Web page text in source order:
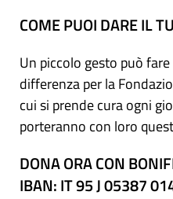
COME PUOI DARE IL
Un piccolo gesto può
differenza per la
cui si prende cura ogni
porteranno con loro
DONA ORA CON
IBAN:IT 95 J 05387